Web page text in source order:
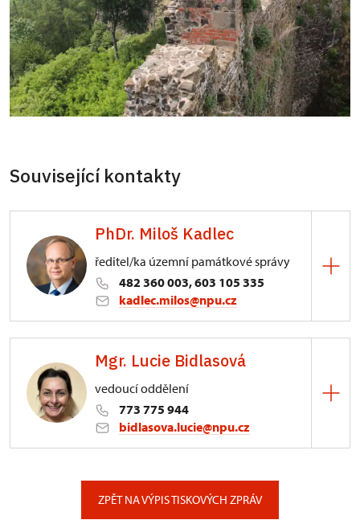
Související kontakty
PhDr. Miloš Kadlec
ředitel/ka územní památkové správy
482 360 003, 603 105 335
kadlec.milos@npu.cz
3/, Sychrov 3
Mgr. Lucie Bidlasová
vedoucí oddělení
773 775 944
bidlasova.lucie@npu.cz
ZPĚT NA VÝPIS TISKOVÝCH ZPRÁV